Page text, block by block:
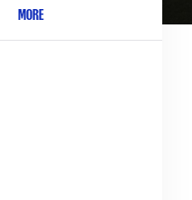
MORE